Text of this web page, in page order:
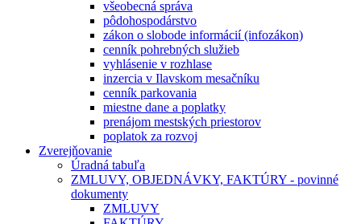
všeobecná správa
pôdohospodárstvo
zákon o slobode informácií (infozákon)
cenník pohrebných služieb
vyhlásenie v rozhlase
inzercia v Ilavskom mesačníku
cenník parkovania
miestne dane a poplatky
prenájom mestských priestorov
poplatok za rozvoj
Zverejňovanie
Úradná tabuľa
ZMLUVY, OBJEDNÁVKY, FAKTÚRY - povinné
dokumenty
ZMLUVY